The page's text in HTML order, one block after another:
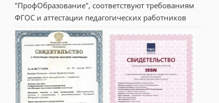
"ПрофОбразование", соответствуют требованиям
ФГОС и аттестации педагогических работников